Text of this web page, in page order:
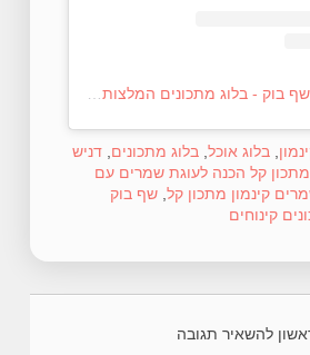
בלוג אוכל בלוג מתכונים דניש
מתכון קל הכנה לעוגת שמרים עם
קינמון מתכון קל שף בוק
קינוחים
להשאיר תגובה